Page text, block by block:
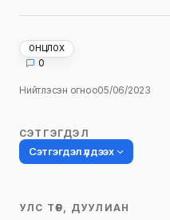
ОНЦЛОХ
0
Нийтлэсэн огноо05/06/2023
СЭТГЭГДЭЛ
Сэтгэгдэл үлдээх
УЛС ТӨР, ДУУЛИАН